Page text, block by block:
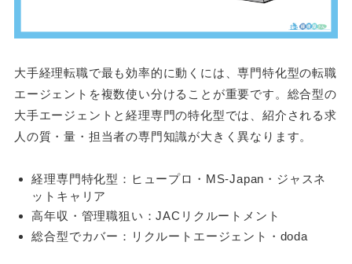
大手経理転職で最も効率的に動くには、専門特化型の転職
エージェントを複数使い分けることが重要です。総合型の
大手エージェントと経理専門の特化型では、紹介される求
人の質・量・担当者の専門知識が大きく異なります。
経理専門特化型：ヒュープロ・MS-Japan・ジャスネ
ットキャリア
高年収・管理職狙い：JACリクルートメント
総合型でカバー：リクルートエージェント・doda